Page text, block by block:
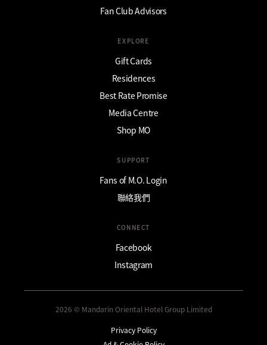
Fan Club Advisors
EXPLORE
Gift Cards
Residences
Best Rate Promise
Media Centre
Shop MO
SUPPORT
Fans of M.O. Login
聯絡我們
CONNECT
Facebook
Instagram
2026 © Mandarin Oriental Hotel Group Limited
Privacy Policy